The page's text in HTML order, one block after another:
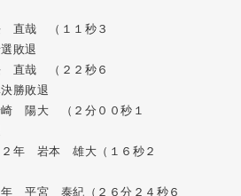
直哉 （１１秒３
敗退
直哉 （２２秒６
勝敗退
陽大 （２分００秒１
２年 岩本 雄大（１６秒２
平宮 泰紀（２６分２４秒６